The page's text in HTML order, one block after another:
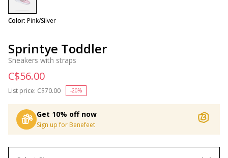
Sprintye Toddler
Sneakers with straps
List price: Price reduced from
C$70.00 -20%
C$56.00
Get 10% off now
Sign up for Benefeet
Color: Pink/Silver
selected